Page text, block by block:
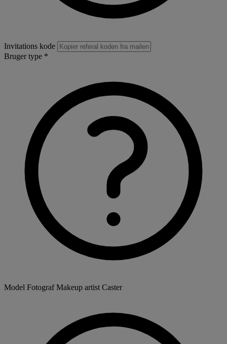
Invitations kode
Bruger type *
Model FotografMakeup artist Caster